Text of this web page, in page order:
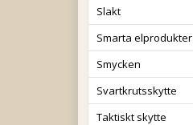
Slakt
Smarta elprodukter
Smycken
Svartkrutsskytte
Taktiskt skytte